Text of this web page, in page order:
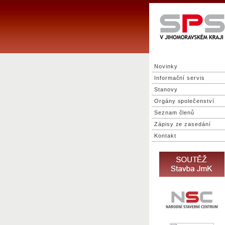
Novinky
Informační servis
Stanovy
Orgány společenství
Seznam členů
Zápisy ze zasedání
Kontakt